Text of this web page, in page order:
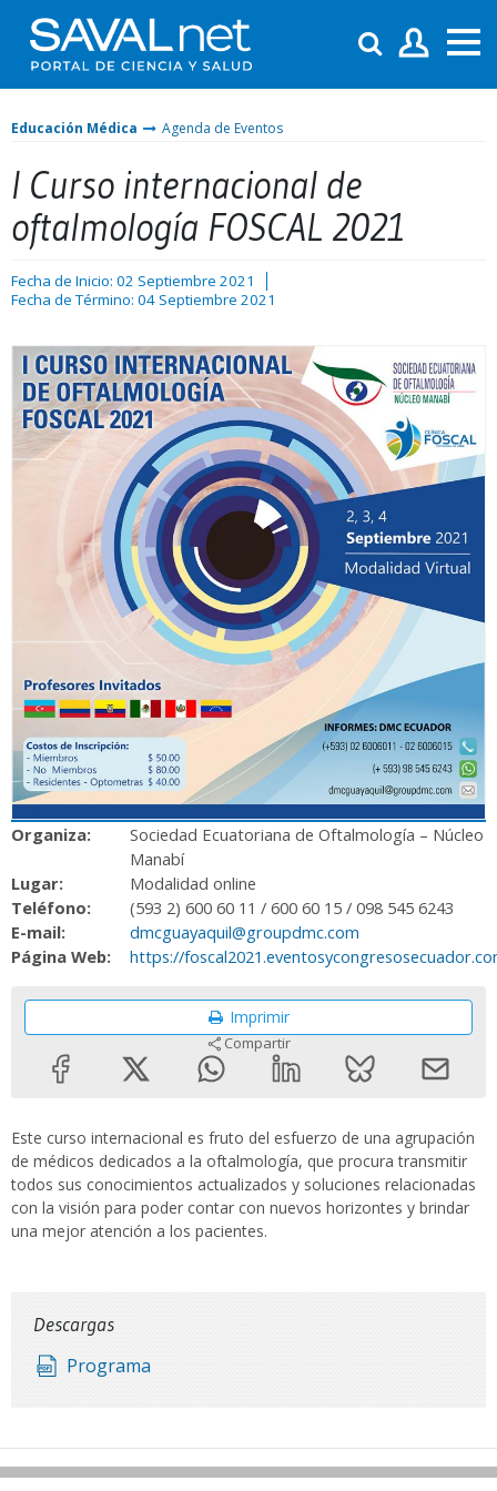
Educación Médica Agenda de Eventos
I Curso internacional de
oftalmología FOSCAL 2021
Fecha de Inicio: 02 Septiembre 2021
Fecha de Término: 04 Septiembre 2021
Organiza:
Sociedad Ecuatoriana de Oftalmología – Núcleo
Manabí
Lugar:
Modalidad online
Teléfono:
(593 2) 600 60 11 / 600 60 15 / 098 545 6243
E-mail:
dmcguayaquil@groupdmc.com
Página Web:
https://
Imprimir
Compartir
Este curso internacional es fruto del esfuerzo de una agrupación
de médicos dedicados a la oftalmología, que procura transmitir
todos sus conocimientos actualizados y soluciones relacionadas
con la visión para poder contar con nuevos horizontes y brindar
una mejor atención a los pacientes.
Descargas
Programa